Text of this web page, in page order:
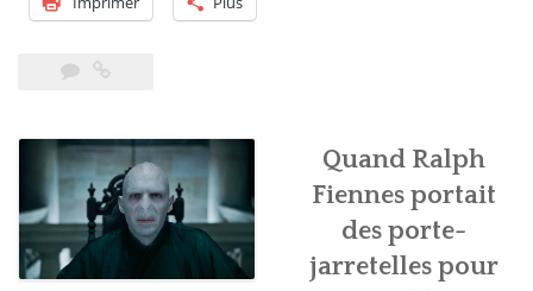
of
»
maintenant
disponible
! »
Quand Ralph
Fiennes portait
des porte-
jarretelles pour